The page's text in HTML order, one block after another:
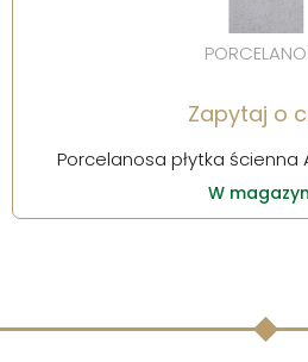
Zapytaj o
Porcelanosa płytka ścienna
W